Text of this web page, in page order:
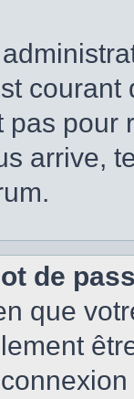
pas
arrive,
de
que